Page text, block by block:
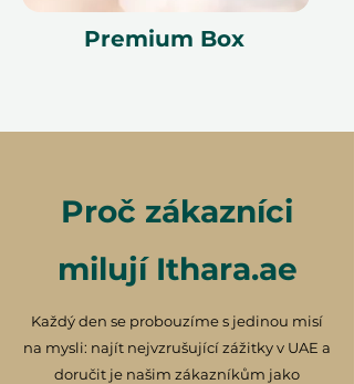
Premium Box
Proč zákazníci
milují Ithara.ae
Každý den se probouzíme s jedinou misí
na mysli: najít nejvzrušující zážitky v UAE a
doručit je našim zákazníkům jako